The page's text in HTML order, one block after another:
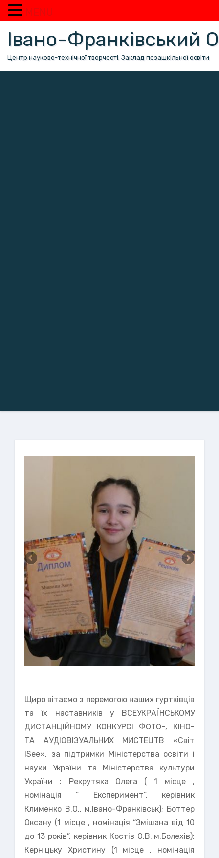
вмісту
Івано-Франківський
Центр науково-технічної творчості. Заклад позашкільної освіти
Щиро вітаємо з перемогою наших гуртківців
та їх наставників у ВСЕУКРАЇНСЬКОМУ
ДИСТАНЦІЙНОМУ КОНКУРСІ ФОТО-, КІНО-
ТА АУДІОВІЗУАЛЬНИХ МИСТЕЦТВ «Світ
ISee», за підтримки Міністерства освіти і
науки України та Міністерства культури
України : Рекрутяка Олега ( 1 місце ,
номінація ” Експеримент”, керівник
Клименко В.О., м.Івано-Франківськ); Боттер
Оксану (1 місце , номінація “Змішана від 10
до 13 років”, керівник Костів О.В.,м.Болехів);
Керніцьку Христину (1 місце , номінація
MENU